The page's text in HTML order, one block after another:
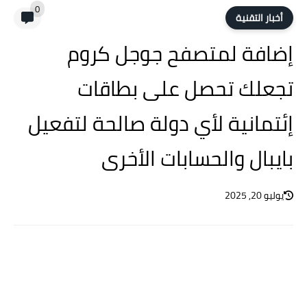
أخبار التقنية 0
إضافة لمتصفح جوجل كروم
تجعلك تحصل على بطاقات
إئتمانية لأي دولة صالحة لتفعيل
بايبال والحسابات الأخرى
يوليو 20, 2025